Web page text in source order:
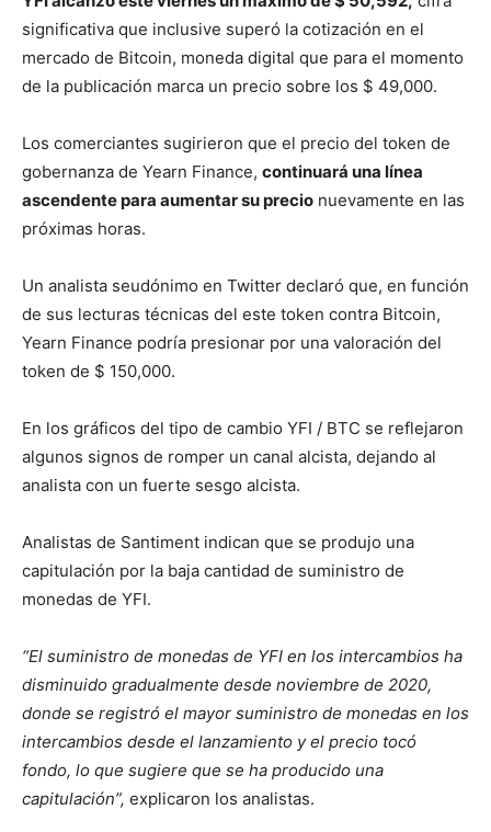
significativa que inclusive superó la cotización en el
mercado de Bitcoin, moneda digital que para el momento
de la publicación marca un precio sobre los $ 49,000.
Los comerciantes sugirieron que el precio del token de
gobernanza de Yearn Finance, continuará una línea
ascendente para aumentar su precio nuevamente en las
próximas horas.
Un analista seudónimo en Twitter declaró que, en función
de sus lecturas técnicas del este token contra Bitcoin,
Yearn Finance podría presionar por una valoración del
token de $ 150,000.
En los gráficos del tipo de cambio YFI / BTC se reflejaron
algunos signos de romper un canal alcista, dejando al
analista con un fuerte sesgo alcista.
Analistas de Santiment indican que se produjo una
capitulación por la baja cantidad de suministro de
monedas de YFI.
“El suministro de monedas de YFI en los intercambios ha
disminuido gradualmente desde noviembre de 2020,
donde se registró el mayor suministro de monedas en los
intercambios desde el lanzamiento y el precio tocó
fondo, lo que sugiere que se ha producido una
capitulación”, explicaron los analistas.